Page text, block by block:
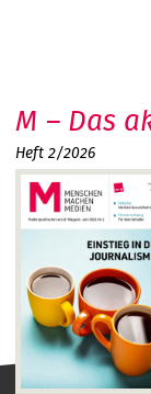
MMM -
M – Das
Heft 2/2026